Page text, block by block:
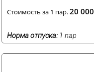
Стоимость за 1 пар.20 000
Норма отпуска: 1 пар